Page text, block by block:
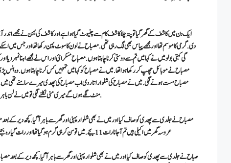
ایک دن میں کاشف کے گھر گیا تو پتہ چلا کاشف کام سے چنیوٹ گیا ہوا ہے اور کاشف کی بہن نے مجھے اندر آنے
دی. گرمی کا موسم تھا اور مجھے پیاس بھی لگ رہی تھی. مصباح نے لون کا سوٹ پہن رکھا تھا اور جس میں
گی کہتی بولو میں نے کہا میں تم سے دوستی کرنا چاہتا ہوں. مصباح مسکرائ اور اس نے مجھے اہنا نمبر
مصباح نے موبائل چھپ کر رکھا ہوا تھا. میں نے مصباح کو کہا میں تمہیں کس کرنا چاہتا ہوں. وہ ہنس
منٹ لگے ہوں گے میری منی نکلنے لگی تو میں نے لن باہر نکال دیا اور مصباح کی پھدی کے سوراخ پر میرے لن نے منی کہ پچکاریاں مارنی شروع کی.
عروسہ گھر میں اکیلی ہیں تم آجانا رات 11 بجے. میں تو سن کر ہی گرم ہو گیا تھا اور رات گیارہ بجنے کا انتظار کرنے لگا. رات گیارہ بجتے ہی میں مصباح کے دروازے کے باہر تھا اور دروازہ کھلا